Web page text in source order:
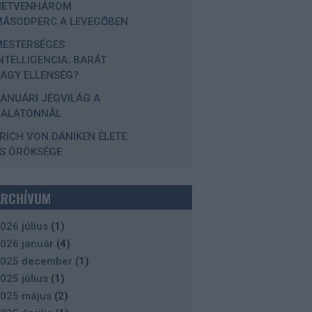
A LEVEGŐBEN
BARÁT
ELLENSÉG?
JÉGVILÁG A
VON DÄNIKEN ÉLETE
ÖRÖKSÉGE
július (1 )
január (4)
december (1 )
július (1 )
május (2)